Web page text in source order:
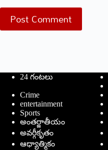
Post Comment
24 గంటలు
Crime
entertainment
Sports
అంతర్జాతీయం
అవర్గీకృతం
ఆధ్యాత్మికం